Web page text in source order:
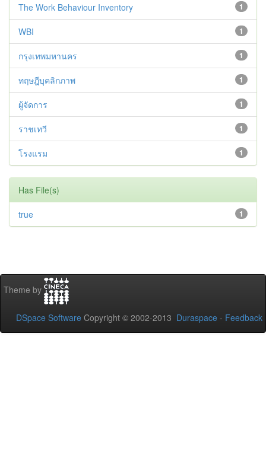
1
The Work Behaviour Inventory
1
WBI
1
กรุงเทพมหานคร
1
ทฤษฎีบุคลิกภาพ
1
ผู้จัดการ
1
ราชเทวี
1
โรงแรม
Has File(s)
1
true
Theme by
DSpace Software Copyright © 2002-2013 Duraspace - Feedback